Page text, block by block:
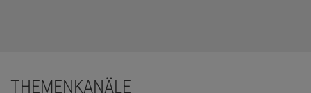
THEMENKANÄLE